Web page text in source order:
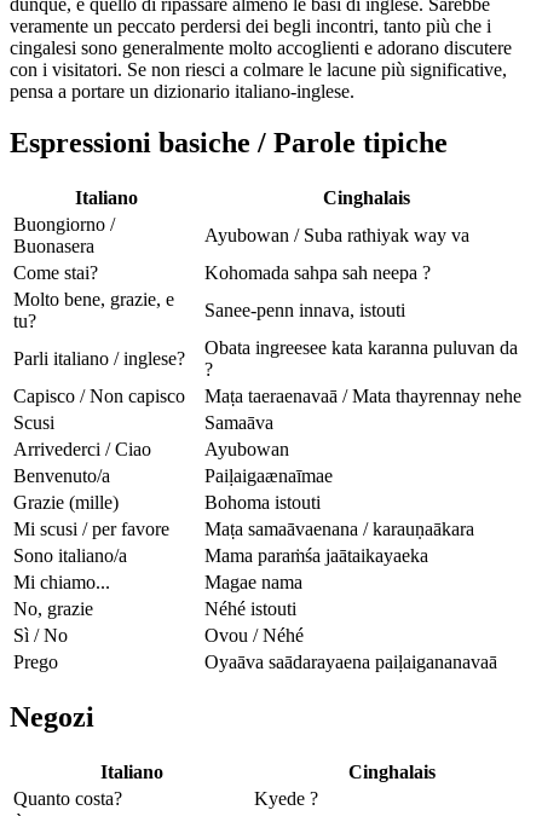
dunque, è quello di ripassare almeno le basi di inglese. Sarebbe
veramente un peccato perdersi dei begli incontri, tanto più che i
cingalesi sono generalmente molto accoglienti e adorano discutere
con i visitatori. Se non riesci a colmare le lacune più significative,
pensa a portare un dizionario italiano-inglese.
Espressioni basiche / Parole tipiche
Italiano
Cinghalais
Buongiorno /
Buonasera
Ayubowan / Suba rathiyak way va
Come stai?
Kohomada sahpa sah neepa ?
Molto bene, grazie, e
tu?
Sanee-penn innava, istouti
Parli italiano / inglese?
Obata ingreesee kata karanna puluvan da
?
Capisco / Non capisco
Maṭa taeraenavaā / Mata thayrennay nehe
Scusi
Samaāva
Arrivederci / Ciao
Ayubowan
Benvenuto/a
Paiḷaigaænaīmae
Grazie (mille)
Bohoma istouti
Mi scusi / per favore
Maṭa samaāvaenana / karauṇaākara
Sono italiano/a
Mama paraṁśa jaātaikayaeka
Mi chiamo...
Magae nama
No, grazie
Néhé istouti
Sì / No
Ovou / Néhé
Prego
Oyaāva saādarayaena paiḷaigananavaā
Negozi
Italiano
Cinghalais
Quanto costa?
Kyede ?